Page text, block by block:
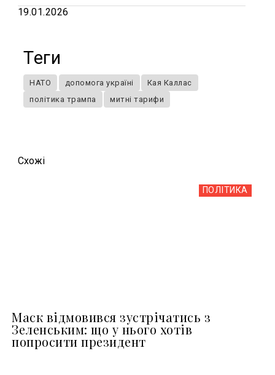
19.01.2026
Теги
НАТО допомога україні
Кая Каллас
політика трампа
митні тарифи
Схожi
ПОЛІТИКА
Маск відмовився зустрічатись з
Зеленським: що у нього хотів
попросити президент